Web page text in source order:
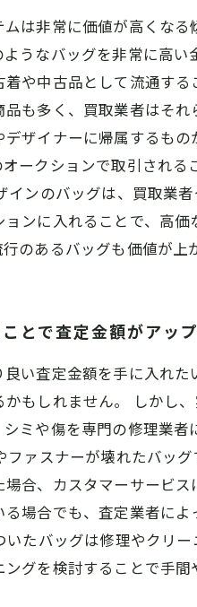
は非常に価値が高くな
うなバッグを非常に高
や中古品として流通す
も多く、買取業者はそ
ザイナーに帰属するも
ークションで取引され
ンのバッグは、買取業
ンに入れることで、高
のあるバッグも価値が
とで査定金額がアッ
い査定金額を手に入れ
もしれません。 しかし
ミや傷を専門の修理業
ァスナーが壊れたバッ
合、カスタマーサービ
場合でも、査定業者に
たバッグは修理やクリ
グを検討することで手